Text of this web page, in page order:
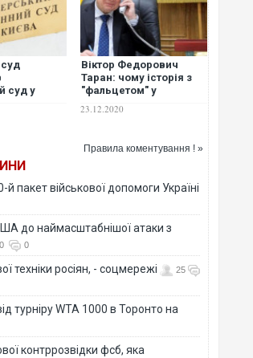
суд у
Віктор Федорович
Таран: чому історія з
"фальцетом" у
ніж просто конфуз
23.12.2020
Правила коментування ! »
пакет військової допомоги Україні
до наймасштабнішої атаки з
0
техніки росіян, - соцмережі
25
турніру WTA 1000 в Торонто на
контррозвідки фсб, яка